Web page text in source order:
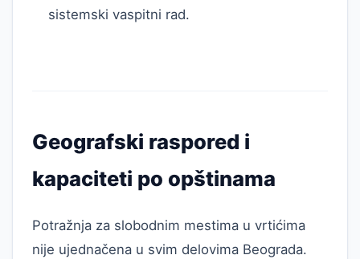
sistemski vaspitni rad.
Geografski raspored i
kapaciteti po opštinama
Potražnja za slobodnim mestima u vrtićima
nije ujednačena u svim delovima Beograda.